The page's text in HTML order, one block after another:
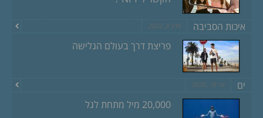
איכות הסביבה מרץ 8, 2022
פריצת דרך בעולם הגלישה
ים יוני 18, 2020
20,000 מיל מתחת לגל